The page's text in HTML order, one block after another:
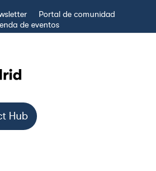
Portal de comunidad
de eventos
Hub